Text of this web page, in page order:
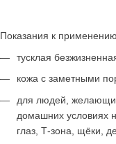
Показания к
тусклая
кожа с заметными
для людей,
домашних условиях
глаз, Т-зона, щёки,